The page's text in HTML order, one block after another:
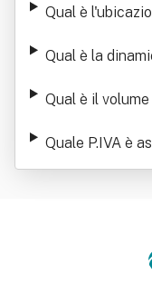
Qual è
Qual è la
Qual è il
Quale P.IVA è